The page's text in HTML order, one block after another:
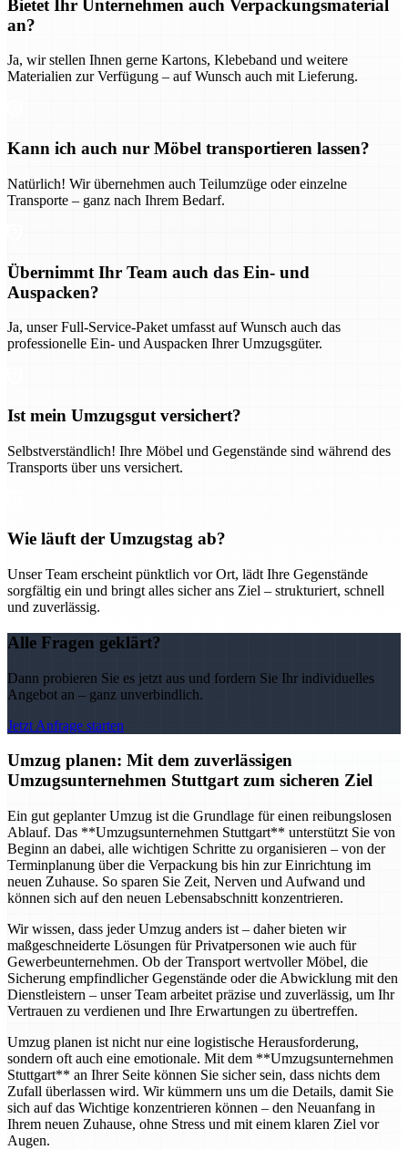
Bietet Ihr Unternehmen auch Verpackungsmaterial
an?
Ja, wir stellen Ihnen gerne Kartons, Klebeband und weitere
Materialien zur Verfügung – auf Wunsch auch mit Lieferung.
Kann ich auch nur Möbel transportieren lassen?
Natürlich! Wir übernehmen auch Teilumzüge oder einzelne
Transporte – ganz nach Ihrem Bedarf.
Übernimmt Ihr Team auch das Ein- und
Auspacken?
Ja, unser Full-Service-Paket umfasst auf Wunsch auch das
professionelle Ein- und Auspacken Ihrer Umzugsgüter.
Ist mein Umzugsgut versichert?
Selbstverständlich! Ihre Möbel und Gegenstände sind während des
Transports über uns versichert.
Wie läuft der Umzugstag ab?
Unser Team erscheint pünktlich vor Ort, lädt Ihre Gegenstände
sorgfältig ein und bringt alles sicher ans Ziel – strukturiert, schnell
und zuverlässig.
Alle Fragen geklärt?
Dann probieren Sie es jetzt aus und fordern Sie Ihr individuelles
Angebot an – ganz unverbindlich.
Jetzt Anfrage starten
Umzug planen: Mit dem zuverlässigen
Umzugsunternehmen Stuttgart zum sicheren Ziel
Ein gut geplanter Umzug ist die Grundlage für einen reibungslosen
Ablauf. Das **Umzugsunternehmen Stuttgart** unterstützt Sie von
Beginn an dabei, alle wichtigen Schritte zu organisieren – von der
Terminplanung über die Verpackung bis hin zur Einrichtung im
neuen Zuhause. So sparen Sie Zeit, Nerven und Aufwand und
können sich auf den neuen Lebensabschnitt konzentrieren.
Wir wissen, dass jeder Umzug anders ist – daher bieten wir
maßgeschneiderte Lösungen für Privatpersonen wie auch für
Gewerbeunternehmen. Ob der Transport wertvoller Möbel, die
Sicherung empfindlicher Gegenstände oder die Abwicklung mit den
Dienstleistern – unser Team arbeitet präzise und zuverlässig, um Ihr
Vertrauen zu verdienen und Ihre Erwartungen zu übertreffen.
Umzug planen ist nicht nur eine logistische Herausforderung,
sondern oft auch eine emotionale. Mit dem **Umzugsunternehmen
Stuttgart** an Ihrer Seite können Sie sicher sein, dass nichts dem
Zufall überlassen wird. Wir kümmern uns um die Details, damit Sie
sich auf das Wichtige konzentrieren können – den Neuanfang in
Ihrem neuen Zuhause, ohne Stress und mit einem klaren Ziel vor
Augen.